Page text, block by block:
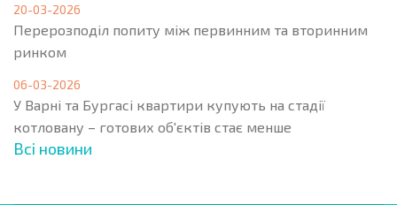
20-03-2026
Перерозподіл попиту між первинним та вторинним
ринком
06-03-2026
У Варні та Бургасі квартири купують на стадії
котловану – готових об'єктів стає менше
Всі новини